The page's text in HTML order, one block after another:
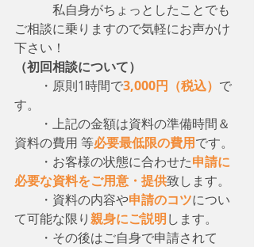
私自身がちょっとしたことでも
ご相談に乗りますので気軽にお声かけ
下さい！
（初回相談について）
・原則1時間で3,000円（税込） で
す。
・上記の金額は資料の準備時間＆
資料の費用 等必要最低限の費用です。
・お客様の状態に合わせた申請に
必要な資料をご用意・提供致します。
・資料の内容や申請のコツについ
て可能な限り親身にご説明します。
・その後はご自身で申請されて